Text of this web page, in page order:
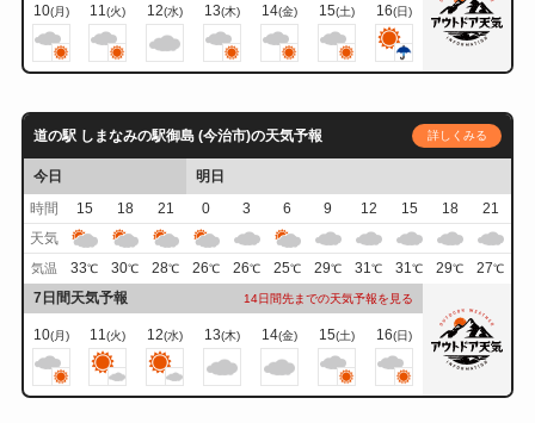
10(月) 11(火) 12(水) 13(木) 14(金) 15(土) 16(日)
道の駅 しまなみの駅御島 (今治市)の天気予報 詳しくみる
今日
明日
時間
15 18 21 0 3 6 9 12 15 18
21
天気
気温 33℃ 30℃ 28℃ 26℃ 26℃ 25℃ 29℃ 31℃ 31℃ 29℃ 27℃
7日間天気予報 14日間先までの天気予報を見る
10(月) 11(火) 12(水) 13(木) 14(金) 15(土) 16(日)